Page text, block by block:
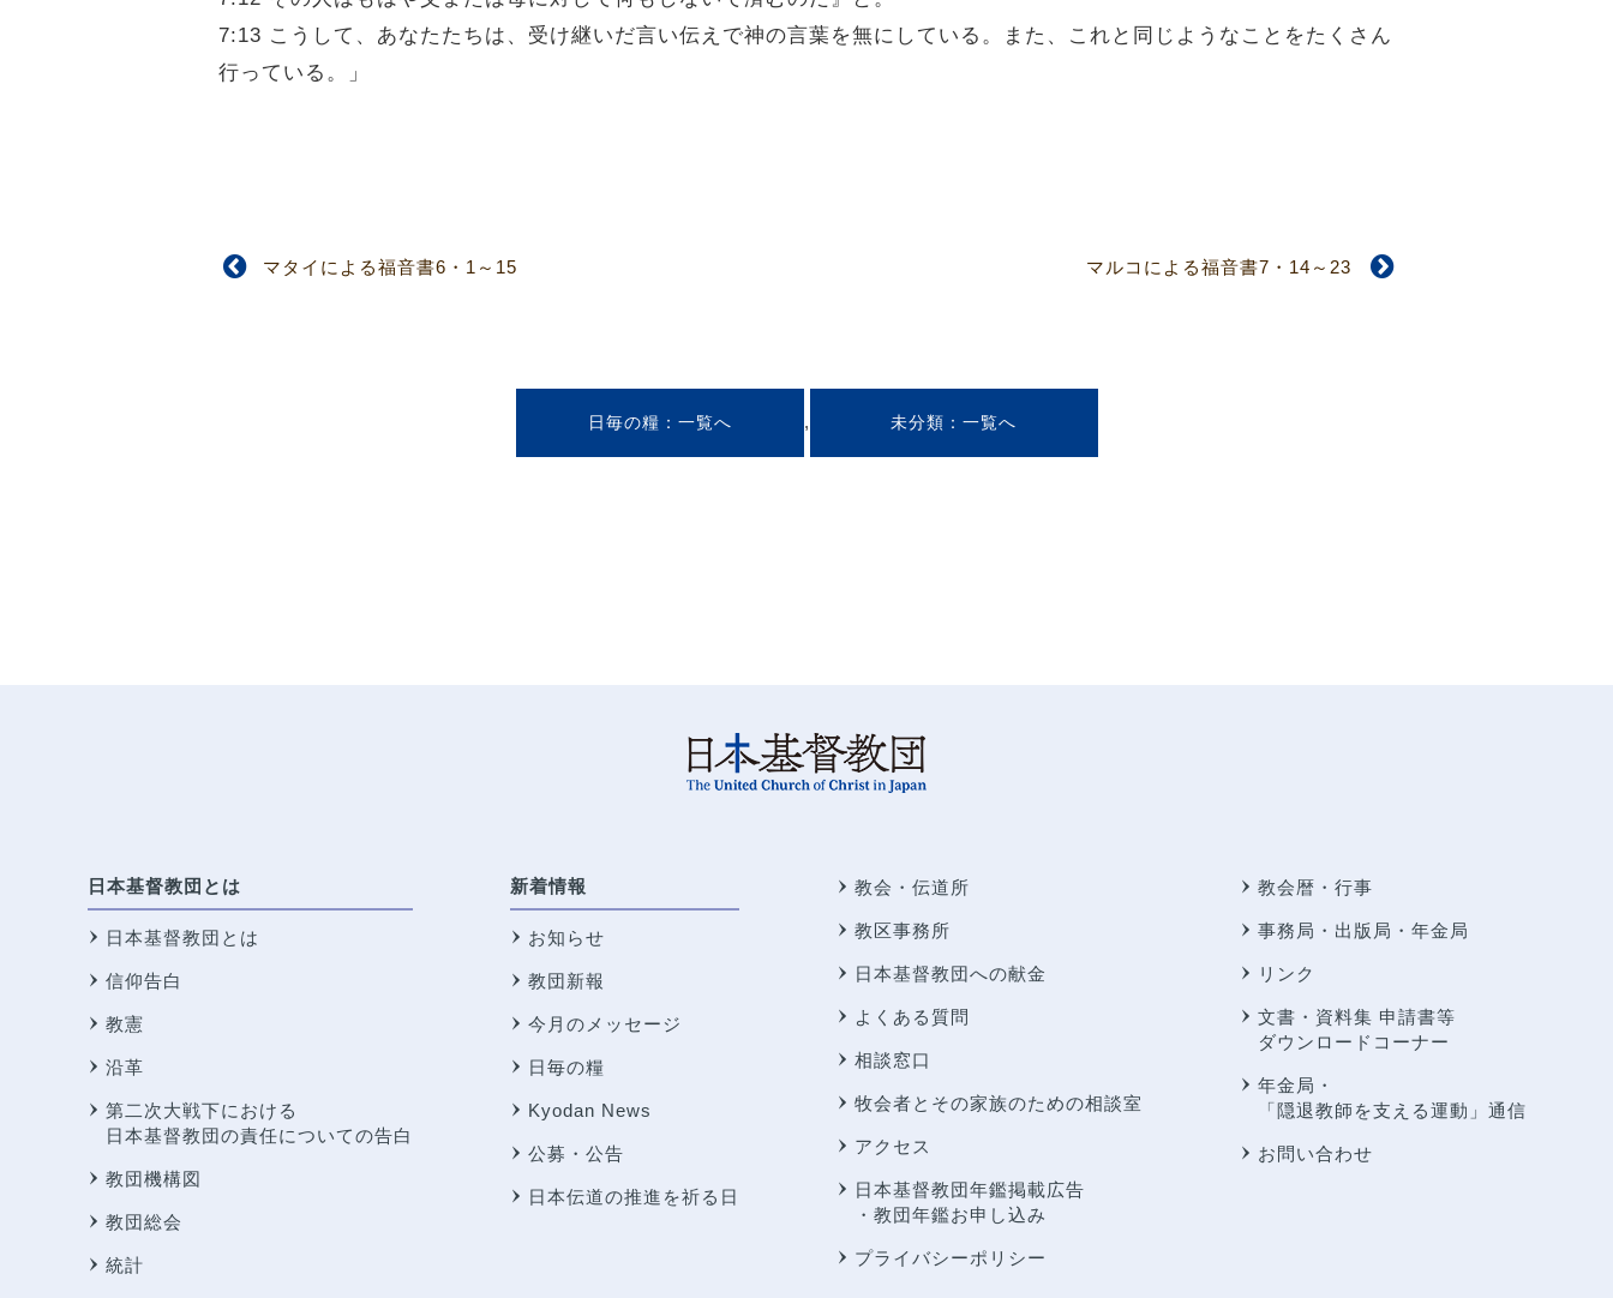
7:13 こうして、あなたたちは、受け継いだ言い伝えで神の言葉を無にしている。また、これと同じようなことをたくさん
行っている。」
マタイによる福音書6・1～15 マルコによる福音書7・14～23
日毎の糧 , 未分類
日本基督教団とは
日本基督教団とは
信仰告白
教憲
沿革
第二次大戦下における
日本基督教団の責任についての告白
教団機構図
教団総会
統計
新着情報
お知らせ
教団新報
今月のメッセージ
日毎の糧
Kyodan News
公募・公告
日本伝道の推進を祈る日
教会・伝道所
教区事務所
日本基督教団への献金
よくある質問
相談窓口
牧会者とその家族のための相談室
アクセス
日本基督教団年鑑掲載広告
・教団年鑑お申し込み
プライバシーポリシー
教会暦・行事
事務局・出版局・年金局
リンク
文書・資料集 申請書等
ダウンロードコーナー
年金局・
「隠退教師を支える運動」通信
お問い合わせ